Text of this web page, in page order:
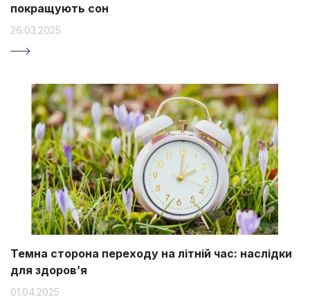
покращують сон
26.03.2025
Темна сторона переходу на літній час: наслідки
для здоров’я
01.04.2025